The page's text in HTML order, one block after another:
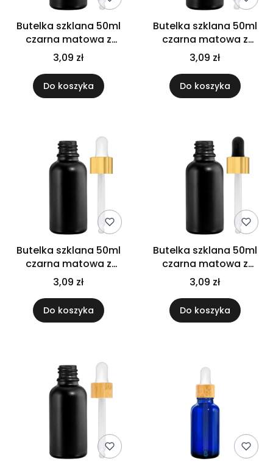
Butelka szklana 50ml
czarna matowa z
pipetą gwarancyjną
3,09 zł
Do koszyka
Butelka szklana 50ml
czarna matowa z
pipetą srebrną
3,09 zł
Do koszyka
Butelka szklana 50ml
czarna matowa z
pipetą złoto białą
3,09 zł
Do koszyka
Butelka szklana 50ml
czarna matowa z
pipetą złoto czarną
3,09 zł
Do koszyka